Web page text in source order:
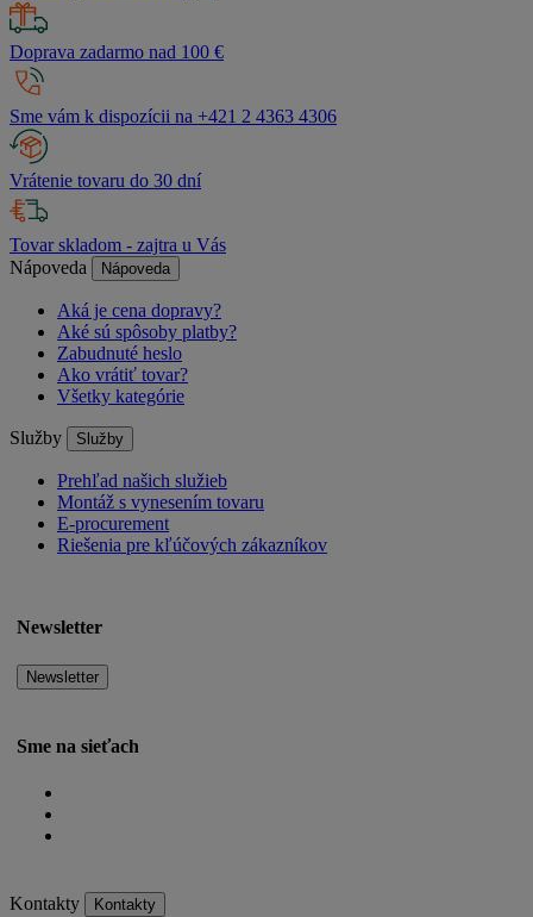
Doprava zadarmo nad 100 €
Sme vám k dispozícii na +421 2 4363 4306
Vrátenie tovaru do 30 dní
Tovar skladom - zajtra u Vás
Nápoveda
Nápoveda
Aká je cena dopravy?
Aké sú spôsoby platby?
Zabudnuté heslo
Ako vrátiť tovar?
Všetky kategórie
Služby Služby
Prehľad našich služieb
Montáž s vynesením tovaru
E-procurement
Riešenia pre kľúčových zákazníkov
Newsletter
Newsletter
Sme na sieťach
Kontakty Kontakty